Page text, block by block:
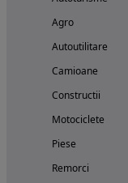
Agro
Autoutilitare
Camioane
Constructii
Motociclete
Piese
Remorci